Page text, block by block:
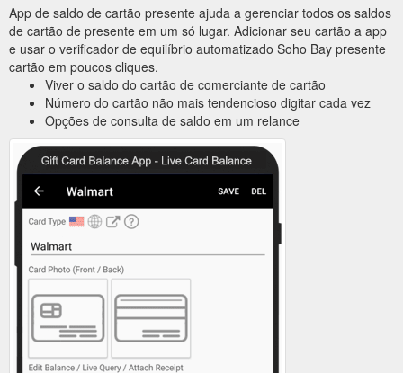
App de saldo de cartão presente ajuda a gerenciar todos os saldos
de cartão de presente em um só lugar. Adicionar seu cartão a app
e usar o verificador de equilíbrio automatizado Soho Bay presente
cartão em poucos cliques.
Viver o saldo do cartão de comerciante de cartão
Número do cartão não mais tendencioso digitar cada vez
Opções de consulta de saldo em um relance